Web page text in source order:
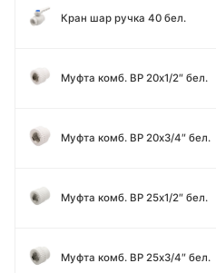
Кран шар ручка 40 бел.
Муфта комб. ВР 20х1/2″ бел.
Муфта комб. ВР 20х3/4″ бел.
Муфта комб. ВР 25х1/2″ бел.
Муфта комб. ВР 25х3/4″ бел.